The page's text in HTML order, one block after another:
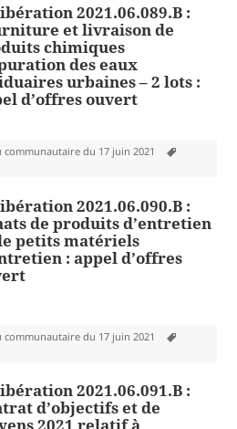
2021.06.089.B :
et livraison de
chimiques
des eaux
urbaines – 2 lots :
d’offres ouvert
communautaire du 17 juin 2021
2021.06.090.B :
de produits d’entretien
petits matériels
: appel d’offres
communautaire du 17 juin 2021
2021.06.091.B :
d’objectifs et de